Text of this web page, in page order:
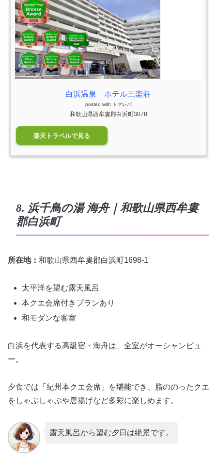
白浜温泉 ホテル三楽荘
posted with トマレバ
和歌山県西牟婁郡白浜町3078
楽天トラベルで見る
8. 浜千鳥の湯 海舟｜和歌山県西牟婁
郡白浜町
所在地： 和歌山県西牟婁郡白浜町1698-1
太平洋を望む露天風呂
本クエ会席付きプランあり
和モダンな客室
白浜を代表する高級宿・海舟は、全室がオーシャンビュ
ー。
夕食では「紀州本クエ会席」を堪能でき、脂ののったクエ
をしゃぶしゃぶや唐揚げなど多彩に楽しめます。
露天風呂から望む夕日は絶景です。